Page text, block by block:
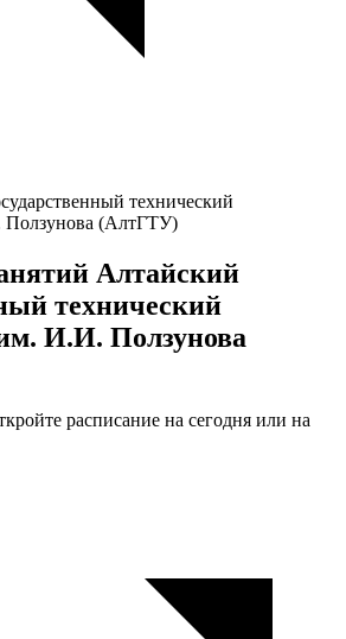
Алтайский
технический
И.И. Ползунова
расписание на сегодня или на